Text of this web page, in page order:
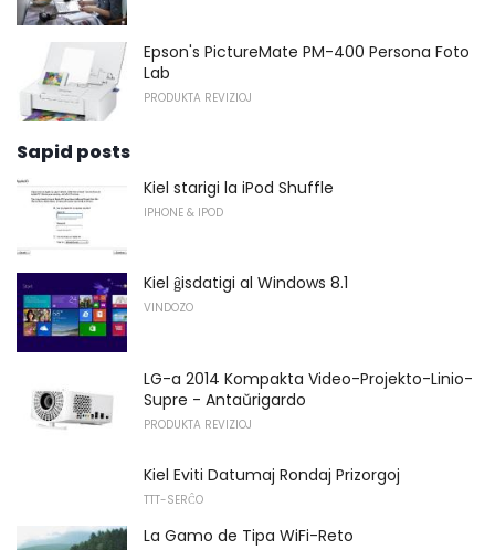
Epson's PictureMate PM-400 Persona Foto
Lab
PRODUKTA REVIZIOJ
Sapid posts
Kiel starigi la iPod Shuffle
IPHONE & IPOD
Kiel ĝisdatigi al Windows 8.1
VINDOZO
LG-a 2014 Kompakta Video-Projekto-Linio-
Supre - Antaŭrigardo
PRODUKTA REVIZIOJ
Kiel Eviti Datumaj Rondaj Prizorgoj
TTT-SERĈO
La Gamo de Tipa WiFi-Reto